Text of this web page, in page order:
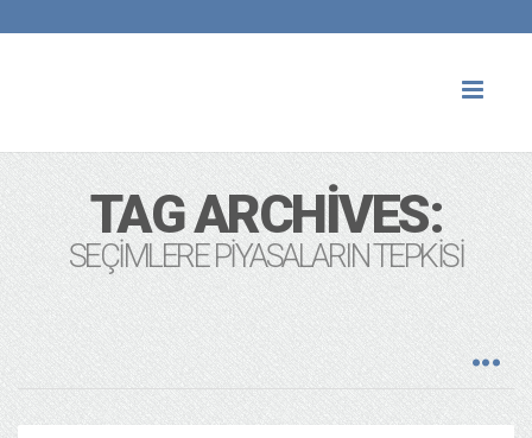
TAG ARCHIVES:
SEÇIMLERE PIYASALARIN TEPKISI